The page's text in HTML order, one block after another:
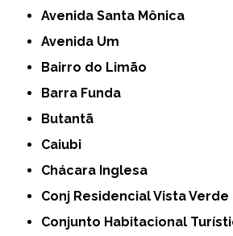
Avenida Santa Mônica
Avenida Um
Bairro do Limão
Barra Funda
Butantã
Caiubi
Chácara Inglesa
Conj Residencial Vista Verde
Conjunto Habitacional